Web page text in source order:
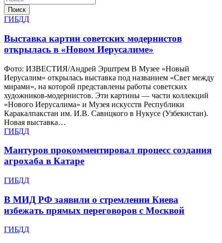
Поиск
ГИБДД
Выставка картин советских модернистов
открылась в «Новом Иерусалиме»
Фото: ИЗВЕСТИЯ/Андрей Эрштрем В Музее «Новый
Иерусалим» открылась выставка под названием «Свет между
мирами», на которой представлены работы советских
художников-модернистов. Эти картины — части коллекций
«Нового Иерусалима» и Музея искусств Республики
Каракалпакстан им. И.В. Савицкого в Нукусе (Узбекистан).
Новая выставка…
ГИБДД
Мантуров прокомментировал процесс создания
агрохаба в Катаре
ГИБДД
В МИД РФ заявили о стремлении Киева
избежать прямых переговоров с Москвой
ГИБДД